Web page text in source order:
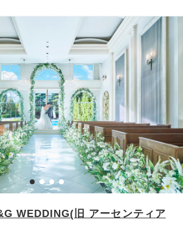
WEDDING(旧 アーセンティア